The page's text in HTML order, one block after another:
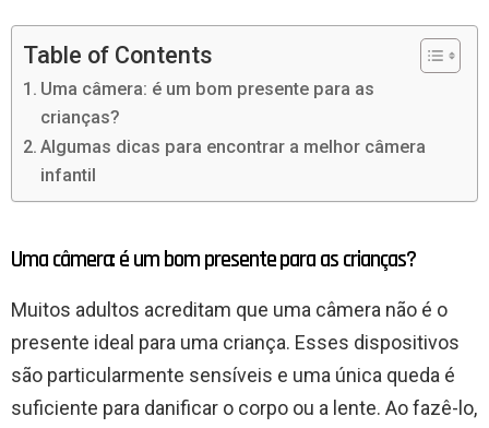
Table of Contents
Uma câmera: é um bom presente para as
crianças?
Algumas dicas para encontrar a melhor câmera
infantil
Uma câmera: é um bom presente para as crianças?
Muitos adultos acreditam que uma câmera não é o
presente ideal para uma criança. Esses dispositivos
são particularmente sensíveis e uma única queda é
suficiente para danificar o corpo ou a lente. Ao fazê-lo,